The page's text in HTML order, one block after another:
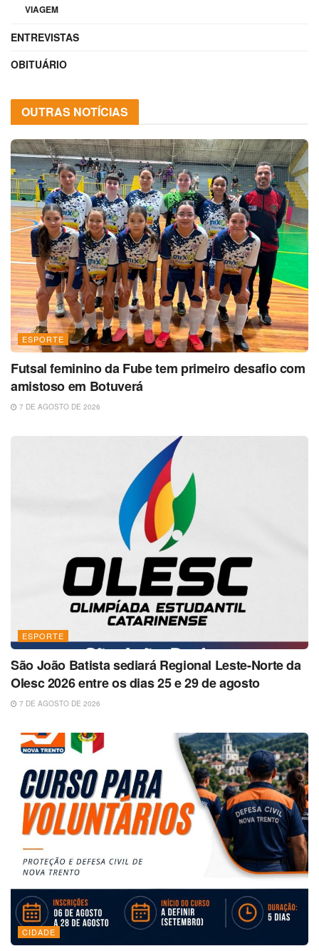
VIAGEM
ENTREVISTAS
OBITUÁRIO
OUTRAS NOTÍCIAS
ESPORTE
Futsal feminino da Fube tem primeiro desafio com
amistoso em Botuverá
7 DE AGOSTO DE 2026
ESPORTE
São João Batista sediará Regional Leste-Norte da
Olesc 2026 entre os dias 25 e 29 de agosto
7 DE AGOSTO DE 2026
CIDADE